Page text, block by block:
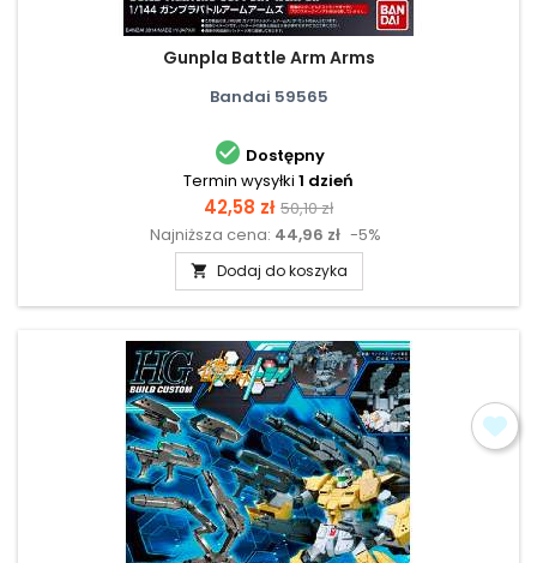
Gunpla Battle Arm Arms
Bandai 59565
 Dostępny
Termin wysyłki 1 dzień
Cena
42,58 zł Cena
podstawowa
50,10 zł
Najniższa cena: 44,96 zł -5%
 Dodaj do koszyka